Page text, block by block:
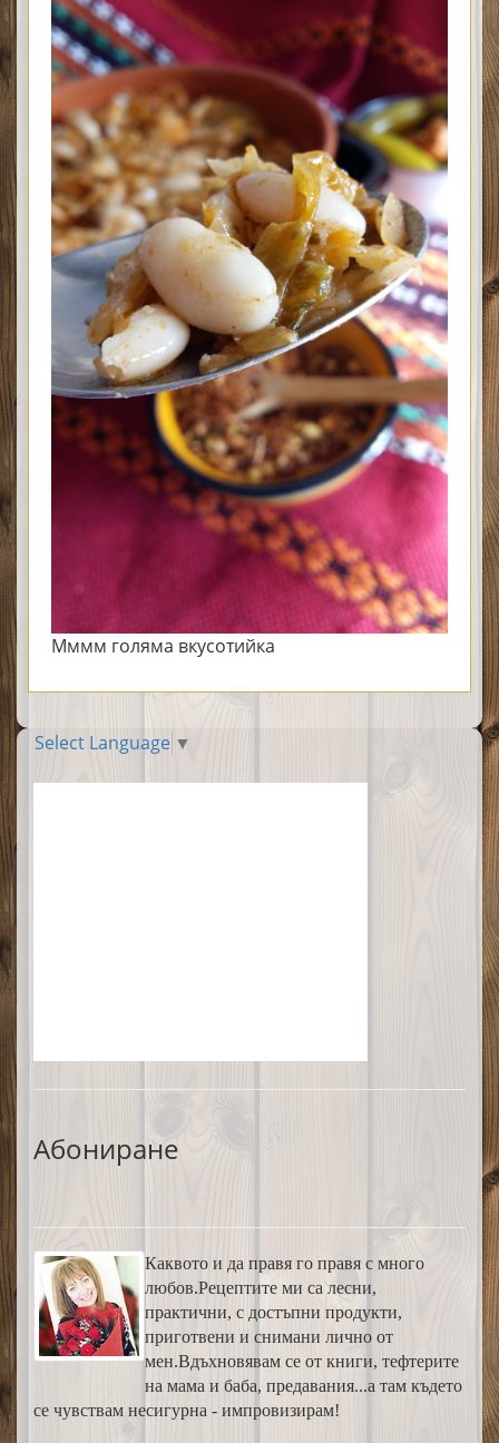
Мммм голяма вкусотийка
Select Language ▼
Абониране
Каквото и да правя го правя с много
любов.Рецептите ми са лесни,
практични, с достъпни продукти,
приготвени и снимани лично от
мен.Вдъхновявам се от книги, тефтерите
на мама и баба, предавания...а там където
се чувствам несигурна - импровизирам!